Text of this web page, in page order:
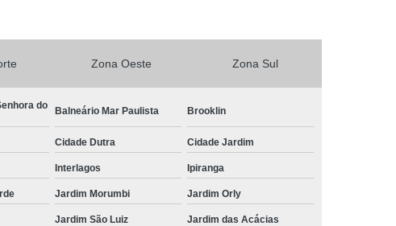
Eletrônico para Deficiente
Multimídia
Central Multimídia Adaptada
Multimídia com Gps
Central Multimídia com Tv
Zona Oeste Zona Sul
do
Balneário Mar Paulista Brooklin
Cidade Dutra Cidade Jardim
Interlagos Ipiranga
Jardim Morumbi Jardim Orly
Jardim São Luiz Jardim das Acácias